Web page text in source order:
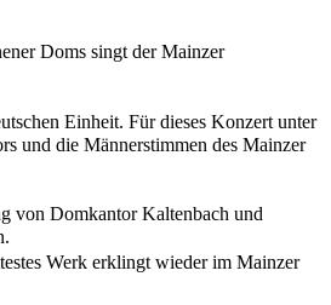
Doms singt der Mainzer
Einheit. Für dieses Konzert unter
und die Männerstimmen des Mainzer
von Domkantor Kaltenbach und
Werk erklingt wieder im Mainzer